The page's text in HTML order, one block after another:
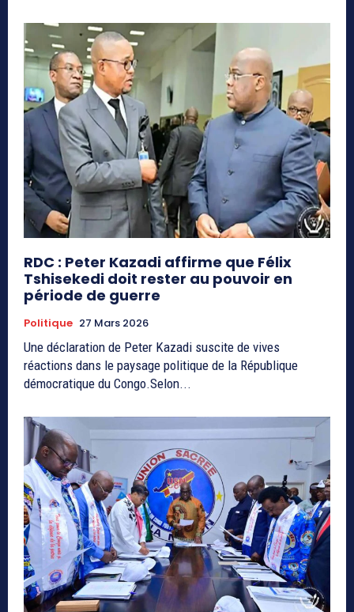
RDC : Peter Kazadi affirme que Félix
Tshisekedi doit rester au pouvoir en
période de guerre
Politique 27 Mars 2026
Une déclaration de Peter Kazadi suscite de vives
réactions dans le paysage politique de la République
démocratique du Congo.Selon...